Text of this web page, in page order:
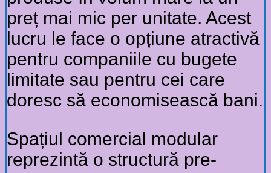
preț mai mic per unitate. Acest
lucru le face o opțiune atractivă
pentru companiile cu bugete
limitate sau pentru cei care
doresc să economisească bani.
Spațiul comercial modular
reprezintă o structură pre-